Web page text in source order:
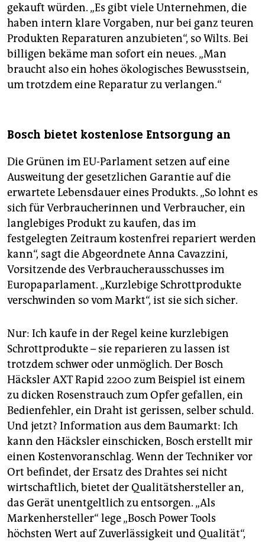
gekauft würden. „Es gibt viele Unternehmen, die
haben intern klare Vorgaben, nur bei ganz teuren
Produkten Reparaturen anzubieten“, so Wilts. Bei
billigen bekäme man sofort ein neues. „Man
braucht also ein hohes ökologisches Bewusstsein,
um trotzdem eine Reparatur zu verlangen.“
Bosch bietet kostenlose Entsorgung an
Die Grünen im EU-Parlament setzen auf eine
Ausweitung der gesetzlichen Garantie auf die
erwartete Lebensdauer eines Produkts. „So lohnt es
sich für Verbraucherinnen und Verbraucher, ein
langlebiges Produkt zu kaufen, das im
festgelegten Zeitraum kostenfrei repariert werden
kann“, sagt die Abgeordnete Anna Cavazzini,
Vorsitzende des Verbraucherausschusses im
Europaparlament. „Kurzlebige Schrottprodukte
verschwinden so vom Markt“, ist sie sich sicher.
Nur: Ich kaufe in der Regel keine kurzlebigen
Schrottprodukte – sie reparieren zu lassen ist
trotzdem schwer oder unmöglich. Der Bosch
Häcksler AXT Rapid 2200 zum Beispiel ist einem
zu dicken Rosenstrauch zum Opfer gefallen, ein
Bedienfehler, ein Draht ist gerissen, selber schuld.
Und jetzt? Information aus dem Baumarkt: Ich
kann den Häcksler einschicken, Bosch erstellt mir
einen Kostenvoranschlag. Wenn der Techniker vor
Ort befindet, der Ersatz des Drahtes sei nicht
wirtschaftlich, bietet der Qualitätshersteller an,
das Gerät unentgeltlich zu entsorgen. „Als
Markenhersteller“ lege „Bosch Power Tools
höchsten Wert auf Zuverlässigkeit und Qualität“,